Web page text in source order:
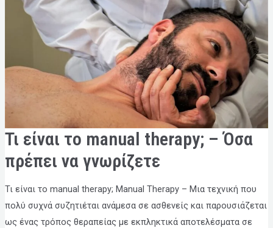
Τι είναι το manual therapy; – Όσα
πρέπει να γνωρίζετε
Τι είναι το manual therapy; Manual Therapy – Μια τεχνική που
πολύ συχνά συζητιέται ανάμεσα σε ασθενείς και παρουσιάζεται
ως ένας τρόπος θεραπείας με εκπληκτικά αποτελέσματα σε
ΤΙ
ΕΊΝΑΙ
ΤΟ
MANUAL
THERAPY;
–
ΠΡΈΠΕΙ
ΝΑ
ΓΝΩΡΊΖΕΤΕ